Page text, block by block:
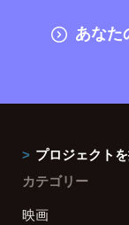
あなた
プロジェクト
カテゴリー
映画